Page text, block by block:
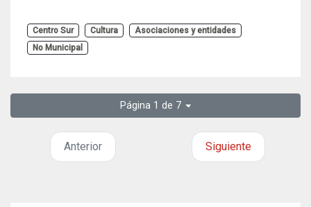
Centro Sur Cultura
Asociaciones y entidades
No Municipal
Página 1 de 7
Anterior Siguiente